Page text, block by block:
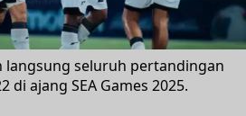
langsung seluruh pertandingan
di ajang SEA Games 2025.